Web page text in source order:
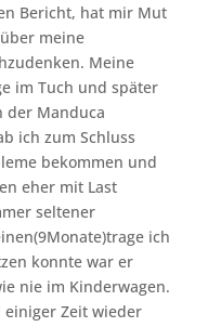
Bericht, hat mir Mut
meine
Meine
im Tuch und später
der Manduca
ich zum Schluss
bekommen und
eher mit Last
seltener
ich
konnte war er
nie im Kinderwagen.
Zeit wieder